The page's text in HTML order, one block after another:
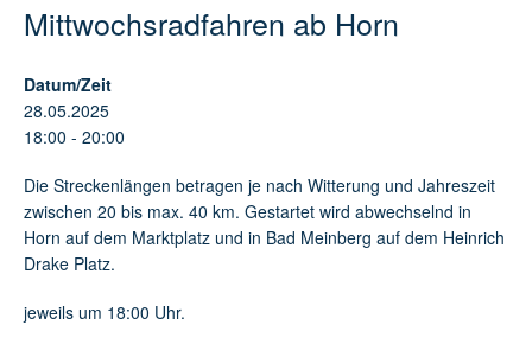
Mittwochsradfahren ab Horn
Datum/Zeit
28.05.2025
18:00 - 20:00
Die Streckenlängen betragen je nach Witterung und Jahreszeit
zwischen 20 bis max. 40 km. Gestartet wird abwechselnd in
Horn auf dem Marktplatz und in Bad Meinberg auf dem Heinrich
Drake Platz.
jeweils um 18:00 Uhr.